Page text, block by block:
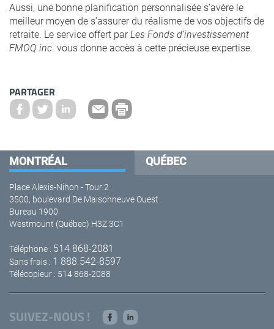
Aussi, une bonne planification personnalisée s’avère le
meilleur moyen de s’assurer du réalisme de vos objectifs de
retraite. Le service offert parLes Fonds d’investissement
FMOQ inc. vous donne accès à cette précieuse expertise.
PARTAGER
MONTRÉAL QUÉBEC
Place Alexis-Nihon - Tour 2
3500, boulevard De Maisonneuve Ouest
Bureau 1900
Westmount (Québec) H3Z 3C1
Téléphone : 514 868-2081
Sans frais : 1 888 542-8597
Télécopieur : 514 868-2088
SUIVEZ-NOUS !